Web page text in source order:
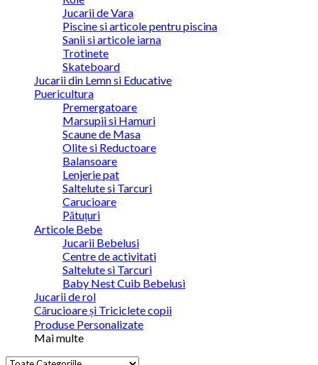
Jucarii de Vara
Piscine si articole pentru piscina
Sanii si articole iarna
Trotinete
Skateboard
Jucarii din Lemn si Educative
Puericultura
Premergatoare
Marsupii si Hamuri
Scaune de Masa
Olite si Reductoare
Balansoare
Lenjerie pat
Saltelute si Tarcuri
Carucioare
Pătuțuri
Articole Bebe
Jucarii Bebelusi
Centre de activitati
Saltelute si Tarcuri
Baby Nest Cuib Bebelusi
Jucarii de rol
Cărucioare și Triciclete copii
Produse Personalizate
Mai multe